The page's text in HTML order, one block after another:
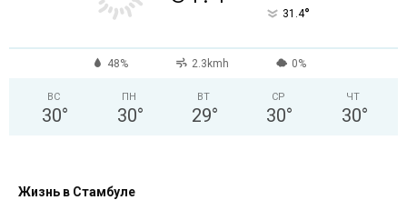
31.4°
48% 2.3kmh 0%
ВС
30°
ПН
30°
ВТ
29°
СР
30°
ЧТ
30°
Жизнь в Стамбуле